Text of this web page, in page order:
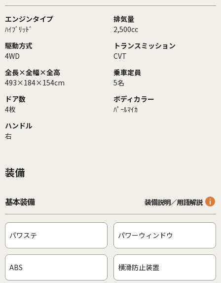
エンジンタイプ
ﾊｲﾌﾞﾘｯﾄﾞ
排気量
2,500cc
駆動方式
4WD
トランスミッション
CVT
全長×全幅×全高
493×184×154cm
乗車定員
5名
ドア数
4枚
ボディカラー
ﾊﾟｰﾙﾏｲｶ
ハンドル
右
装備
基本装備 装備説明／用語解説
パワステ パワーウィンドウ
ABS 横滑防止装置